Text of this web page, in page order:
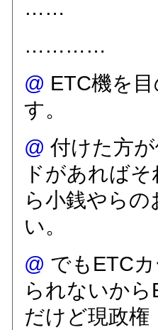
……
…………
@ ETC機を
す。
@ 付けた方
ドがあれば
ら小銭やら
い。
@ でもETC
られないか
だけど現政権